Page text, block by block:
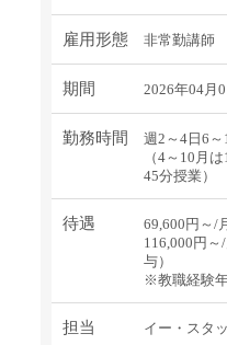
雇用形態 非常勤講師
期間 2026年04月
勤務時間
週2～4日6
（4～10月
45分授業）
待遇
69,600円～/
116,000円
与）
※教職経験
担当 イー・スタ